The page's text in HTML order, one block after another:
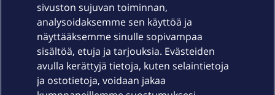
Laitteet & liittymät
Palvelut
sivuston sujuvan toiminnan,
analysoidaksemme sen käyttöä ja
näyttääksemme sinulle sopivampaa
sisältöä, etuja ja tarjouksia. Evästeiden
avulla kerättyjä tietoja, kuten selaintietoja
ja ostotietoja, voidaan jakaa